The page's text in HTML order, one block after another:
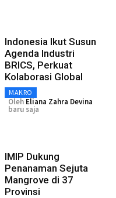
Indonesia Ikut Susun
Agenda Industri
BRICS, Perkuat
Kolaborasi Global
MAKRO
Oleh Eliana Zahra Devina
baru saja
IMIP Dukung
Penanaman Sejuta
Mangrove di 37
Provinsi